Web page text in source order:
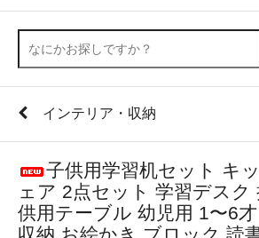
インテリア・収納
子供用学習机セット キ
ェア 2点セット 学習デスク
供用テーブル 幼児用 1〜6